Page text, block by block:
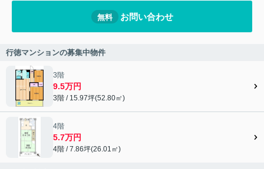
無料 お問い合わせ
行徳マンションの募集中物件
3階
9.5万円
3階 / 15.97坪(52.80㎡)
4階
5.7万円
4階 / 7.86坪(26.01㎡)